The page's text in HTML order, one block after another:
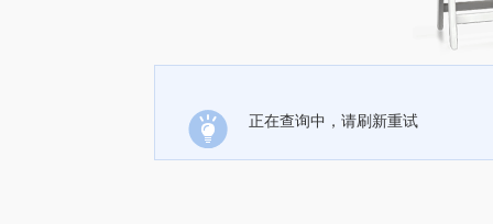
正在查询中，请刷新重试